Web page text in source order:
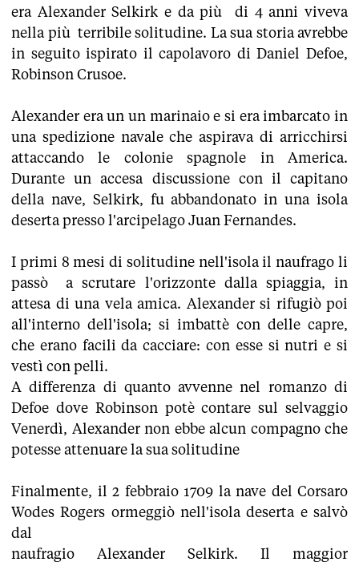
era Alexander Selkirk e da più di 4 anni viveva
nella più terribile solitudine. La sua storia avrebbe
in seguito ispirato il capolavoro di Daniel Defoe,
Robinson Crusoe.
Alexander era un un marinaio e si era imbarcato in
una spedizione navale che aspirava di arricchirsi
attaccando le colonie spagnole in America.
Durante un accesa discussione con il capitano
della nave, Selkirk, fu abbandonato in una isola
deserta presso l'arcipelago Juan Fernandes.
I primi 8 mesi di solitudine nell'isola il naufrago li
passò a scrutare l'orizzonte dalla spiaggia, in
attesa di una vela amica. Alexander si rifugiò poi
all'interno dell'isola; si imbattè con delle capre,
che erano facili da cacciare: con esse si nutri e si
vestì con pelli.
A differenza di quanto avvenne nel romanzo di
Defoe dove Robinson potè contare sul selvaggio
Venerdì, Alexander non ebbe alcun compagno che
potesse attenuare la sua solitudine
Finalmente, il 2 febbraio 1709 la nave del Corsaro
Wodes Rogers ormeggiò nell'isola deserta e salvò
dal
naufragio Alexander Selkirk. Il maggior